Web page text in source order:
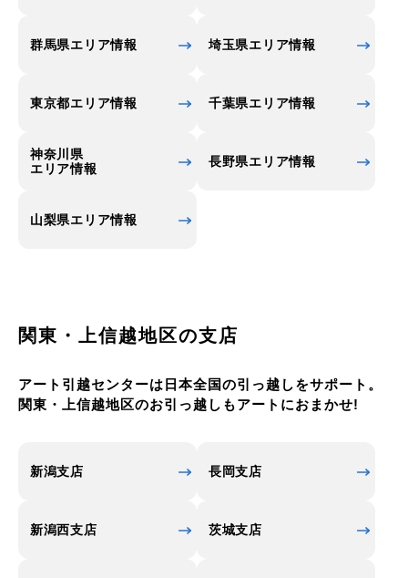
玉子、揚げ最中の中里、思月園のお茶、大正13年創
で有名な鳥大は赤羽駅からすぐの十条銀座商店街に
群馬県エリア情報 埼玉県エリア情報
東京都エリア情報 千葉県エリア情報
神奈川県
エリア情報
長野県エリア情報
山梨県エリア情報
関東・上信越地区の支店
アート引越センターは日本全国の引っ越しをサポート。
関東・上信越地区のお引っ越しもアートにおまかせ!
新潟支店 長岡支店
新潟西支店 茨城支店